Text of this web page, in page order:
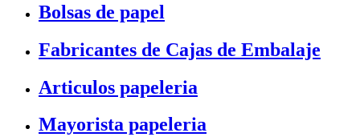
Bolsas de papel
Fabricantes de Cajas de Embalaje
Articulos papeleria
Mayorista papeleria